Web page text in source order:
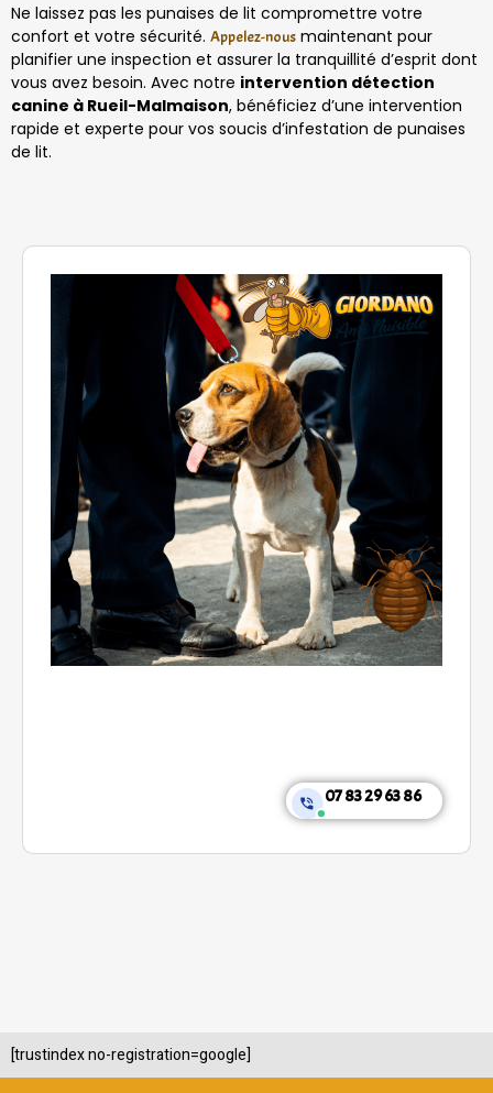
Ne laissez pas les punaises de lit compromettre votre
confort et votre sécurité. Appelez-nous maintenant pour
planifier une inspection et assurer la tranquillité d’esprit dont
vous avez besoin. Avec notre intervention détection
canine à Rueil-Malmaison, bénéficiez d’une intervention
rapide et experte pour vos soucis d’infestation de punaises
de lit.
07 83 29 63 86
[trustindex no-registration=google]